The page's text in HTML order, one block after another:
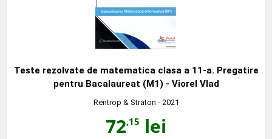
Teste rezolvate de matematica clasa a 11-a. Pregatire
pentru Bacalaureat (M1) - Viorel Vlad
Rentrop & Straton - 2021
72,15 lei